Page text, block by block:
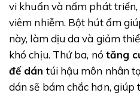
vi khuẩn và nấm phát
viêm nhiễm. Bột hút ẩm
này, làm dịu da và giảm
khó chịu. Thứ ba, nó tăng
đế dán túi hậu môn nhân
dán sẽ bám chắc hơn,